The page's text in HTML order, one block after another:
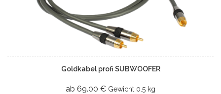
Goldkabel profi SUBWOOFER
ab 69.00 € Gewicht 0.5 kg